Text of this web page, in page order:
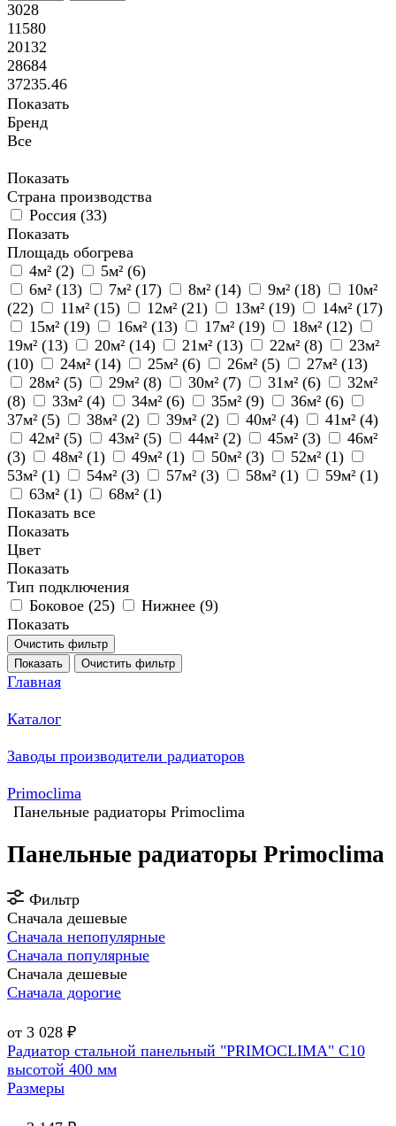
3028
11580
20132
28684
37235.46
Показать
Бренд
Все
Показать
Страна производства
Россия (33)
Показать
Площадь обогрева
4м² (2) 5м² (6)
6м² (13) 7м² (17) 8м² (14) 9м² (18)
10м²
(22) 11м² (15) 12м² (21) 13м² (19) 14м² (17)
15м² (19) 16м² (13) 17м² (19) 18м² (12)
19м² (13) 20м² (14) 21м² (13) 22м² (8)
23м²
(10) 24м² (14) 25м² (6) 26м² (5) 27м² (13)
28м² (5) 29м² (8) 30м² (7) 31м² (6)
32м²
(8) 33м² (4) 34м² (6) 35м² (9) 36м² (6)
37м² (5) 38м² (2) 39м² (2) 40м² (4) 41м² (4)
42м² (5) 43м² (5) 44м² (2) 45м² (3)
46м²
(3) 48м² (1) 49м² (1) 50м² (3) 52м² (1)
53м² (1) 54м² (3) 57м² (3) 58м² (1) 59м² (1)
63м² (1) 68м² (1)
Показать все
Показать
Цвет
Показать
Тип подключения
Боковое (25) Нижнее (9)
Показать
Очистить фильтр
Показать
Очистить фильтр
Главная
Каталог
Заводы производители радиаторов
Primoclima
Панельные радиаторы Primoclima
Панельные радиаторы Primoclima
Фильтр
Сначала дешевые
Сначала непопулярные
Сначала популярные
Сначала дешевые
Сначала дорогие
от 3 028 ₽
Радиатор стальной панельный "PRIMOCLIMA" C10
высотой 400 мм
Размеры